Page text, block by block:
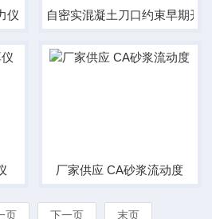
仪 自密实混凝土刀口约束早期开
厂家供应 CA砂浆流动度
页 下一页 末页